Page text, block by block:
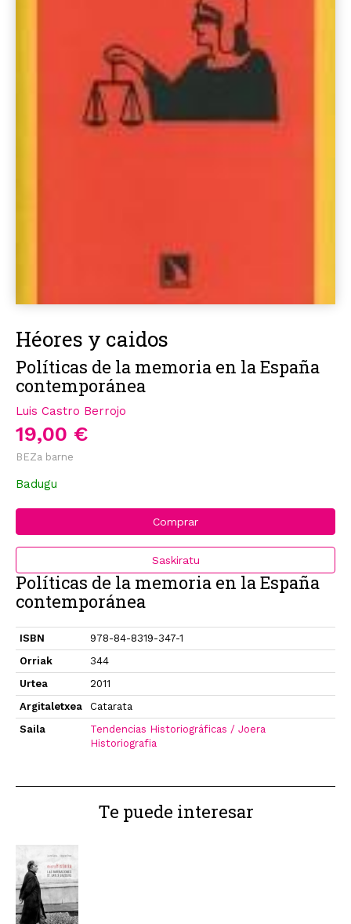
Héores y caidos
Políticas de la memoria en la España
contemporánea
Luis Castro Berrojo
19,00 €
BEZa barne
Badugu
Comprar
Saskiratu
Políticas de la memoria en la España
contemporánea
ISBN
978-84-8319-347-1
Orriak
344
Urtea
2011
Argitaletxea
Catarata
Saila
Tendencias Historiográficas / Joera
Historiografia
Te puede interesar